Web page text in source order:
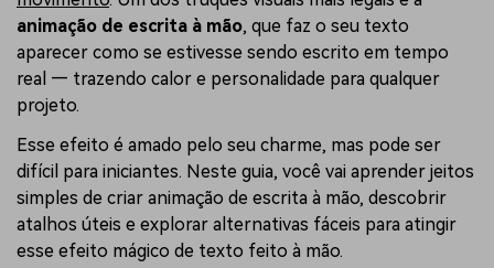
animação de escrita à mão, que faz o seu texto
aparecer como se estivesse sendo escrito em tempo
real — trazendo calor e personalidade para qualquer
projeto.
Esse efeito é amado pelo seu charme, mas pode ser
difícil para iniciantes. Neste guia, você vai aprender jeitos
simples de criar animação de escrita à mão, descobrir
atalhos úteis e explorar alternativas fáceis para atingir
esse efeito mágico de texto feito à mão.